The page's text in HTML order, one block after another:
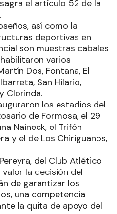
un derecho humano
la formación integral y
en todas las etapas de
el artículo 52 de la
así como la
deportivas en
son muestras cabales
varios
Dos, Fontana, El
San Hilario,
Clorinda.
los estadios del
de Formosa, el 29
Naineck, el Trifón
y el de Los Chiriguanos,
del Club Atlético
valor la decisión del